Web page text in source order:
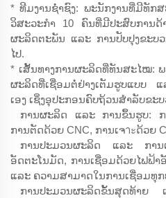
* ທີມງານຊ່ຳຊົງ: ພະນັກງານທີ່ມີທັກ
ວິສະວະກຳ 10 ຄົນທີ່ມີປະສົບການ
ຜະລິດຕະພັນ ແລະ ການປັບປຸງຂະບ
ໄປ.
* ເສັ້ນທາງການຜະລິດທີ່ທັນສະໄໝ: ພ
ຜະລິດທີ່ເຊື່ອມຕໍ່ຢ່າງເຕັມຮູບແບບ
ເອງ ເຊິ່ງອຸປະກອນຄົບຖ້ວນສຳລັບຂະ
ການຜະລິດ ແລະ ການຂຶ້ນຮູບ: ກ
ການຕັດດ້ວຍ CNC, ການເຈาะດ້ວຍ
ການປະມວນຜະລິດ ແລະ ການ
ອັດຕະໂນມັດ, ການເຊື່ອມດ້ວຍໄຟຟ້າ
ແລະ ຄວາມສາມາດໃນການເຊື່ອມທຸກ
ການປະມວນຜະລິດຂັ້ນສຸດທ້າ